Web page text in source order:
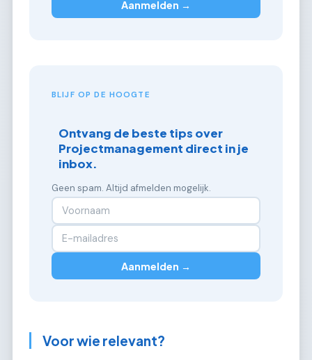
Aanmelden →
BLIJF OP DE HOOGTE
Ontvang de beste tips over
Projectmanagement direct in je
inbox.
Geen spam. Altijd afmelden mogelijk.
Aanmelden →
Voor wie relevant?